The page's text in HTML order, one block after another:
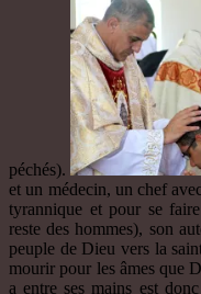
péchés).
et un médecin, un chef
tyrannique et pour se
reste des hommes), son
peuple de Dieu vers la
mourir pour les âmes que
a entre ses mains est